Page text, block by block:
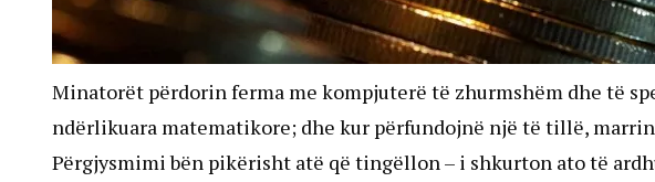
Minatorët përdorin ferma me kompjuterë të zhurmshëm dhe të
ndërlikuara matematikore; dhe kur përfundojnë një të tillë,
Përgjysmimi bën pikërisht atë që tingëllon – i shkurton ato të